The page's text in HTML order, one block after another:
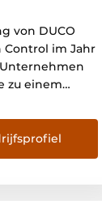
von DUCO
Control im Jahr
Unternehmen
zu einem
für
und